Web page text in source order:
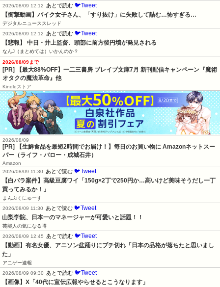
2026/08/09 12:12
あとで読む 🐦Tweet
【衝撃動画】バイク女子さん、「すり抜け」に失敗して詰む…怖すぎる…
デジタルニューススレッド
2026/08/09 12:12
あとで読む 🐦Tweet
【悲報】 中日・井上監督、頭部に前方後円墳が発見される
なんJ（まとめては）いかんのか？
2026/08/09まで
[PR] 【最大88%OFF】一二三書房 ブレイブ文庫7月 新刊配信キャンペーン『魔術
オタクの魔法革命』他
Kindleストア
2026/08/09
[PR] 【生鮮食品を最短2時間でお届け！】毎日のお買い物に Amazonネットスー
パー（ライフ・バロー・成城石井）
Amazon
2026/08/09 11:30 あとで読む 🐦Tweet
【白バラ案件】高級豆腐ワイ「150g×2丁で250円か…高いけど美味そうだし一丁
買ってみるか！」
まんぷくにゅーす
2026/08/09 11:30 あとで読む 🐦Tweet
山梨学院、日本一のマネージャーが可愛いと話題！！
芸能人の気になる噂
2026/08/09 12:45 あとで読む 🐦Tweet
【動画】有名女優、アニソン盆踊りにブチ切れ「日本の品格が落ちたと思いまし
た」
アニゲー速報
2026/08/09 09:30 あとで読む 🐦Tweet
【画像】X「40代に宣伝広報やらせるとこうなります」